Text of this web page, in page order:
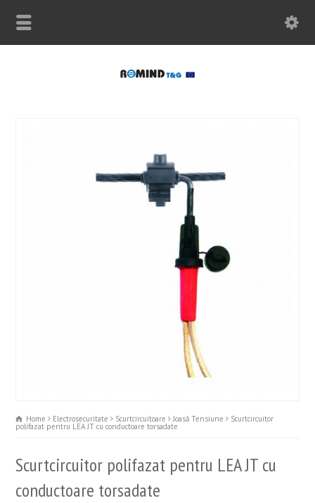
Home Electrosecuritate Scurtcircuitoare Joasă Tensiune Scurtcircuitor
polifazat pentru LEA JT cu conductoare torsadate
Scurtcircuitor polifazat pentru LEA JT cu
conductoare torsadate